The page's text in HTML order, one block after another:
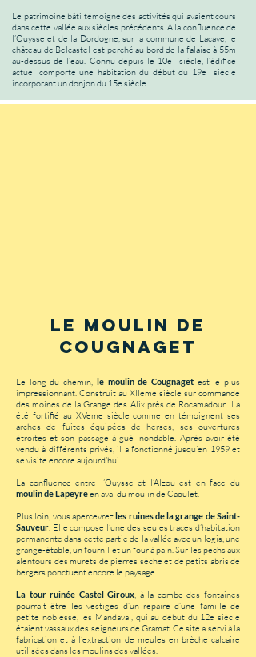
Le patrimoine bâti témoigne des activités qui avaient cours
dans cette vallée aux siècles précédents. A la confluence de
l’Ouysse et de la Dordogne, sur la commune de Lacave, le
château de Belcastel est perché au bord de la falaise à 55m
au-dessus de l’eau. Connu depuis le 10e siècle, l’édifice
actuel comporte une habitation du début du 19e siècle
incorporant un donjon du 15e siècle.
le moulin de
cougnaget
Le long du chemin, le moulin de Cougnaget est le plus
impressionnant. Construit au XIIeme siècle sur commande
des moines de la Grange des Alix près de Rocamadour. Il a
été fortifié au XVeme siècle comme en témoignent ses
arches de fuites équipées de herses, ses ouvertures
étroites et son passage à gué inondable. Après avoir été
vendu à différents privés, il a fonctionné jusqu’en 1959 et
se visite encore aujourd’hui.
La confluence entre l’Ouysse et l’Alzou est en face du
moulin de Lapeyreen aval du moulin de Caoulet.
Plus loin, vous apercevrezles ruines de la grange de Saint-
Sauveur. Elle compose l’une des seules traces d’habitation
permanente dans cette partie de la vallée avec un logis, une
grange-étable, un fournil et un four à pain. Sur les pechs aux
alentours des murets de pierres sèche et de petits abris de
bergers ponctuent encore le paysage.
La tour ruinée Castel Giroux, à la combe des fontaines
pourrait être les vestiges d’un repaire d’une famille de
petite noblesse, les Mandaval, qui au début du 12e siècle
étaient vassaux des seigneurs de Gramat. Ce site a servi à la
fabrication et à l’extraction de meules en brèche calcaire
utilisées dans les moulins des vallées.